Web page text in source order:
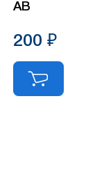
АВ
200 ₽